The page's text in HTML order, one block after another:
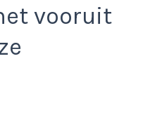
vooruit